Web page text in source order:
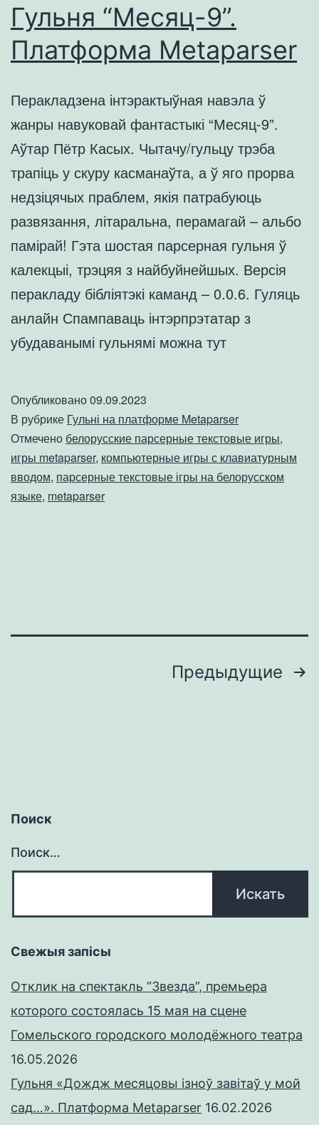
Гульня “Месяц-9”.
Платформа Metaparser
Перакладзена інтэрактыўная навэла ў
жанры навуковай фантастыкі “Месяц-9”.
Аўтар Пётр Касых. Чытачу/гульцу трэба
трапіць у скуру касманаўта, а ў яго прорва
недзіцячых праблем, якія патрабуюць
развязання, літаральна, перамагай – альбо
памірай! Гэта шостая парсерная гульня ў
калекцыі, трэцяя з найбуйнейшых. Версія
перакладу бібліятэкі каманд – 0.0.6. Гуляць
анлайн Спампаваць інтэрпрэтатар з
убудаванымі гульнямі можна тут
Опубликовано09.09.2023
В рубрике Гульні на платформе Metaparser
Отмечено белорусские парсерные текстовые игры,
игры metaparser, компьютерные игры с клавиатурным
вводом, парсерные текстовые ігры на белорусском
языке, metaparser
Предыдущие
Поиск
Поиск…
Свежыя запісы
Отклик на спектакль “Звезда”, премьера
которого состоялась 15 мая на сцене
Гомельского городского молодёжного театра
16.05.2026
Гульня «Дождж месяцовы ізноў завітаў у мой
сад…». Платформа Metaparser 16.02.2026